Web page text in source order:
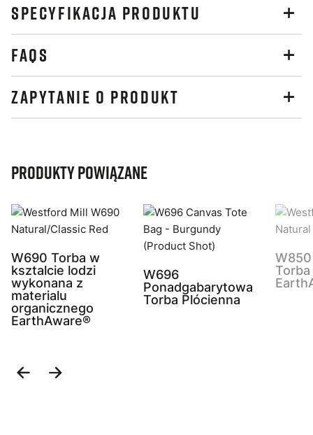
SPECYFIKACJA PRODUKTU
FAQS
ZAPYTANIE O PRODUKT
Produkty powiązane
W690 Torba w
ksztalcie lodzi
wykonana z
materialu
organicznego
EarthAware®
W696
Ponadgabarytowa
Torba Plócienna